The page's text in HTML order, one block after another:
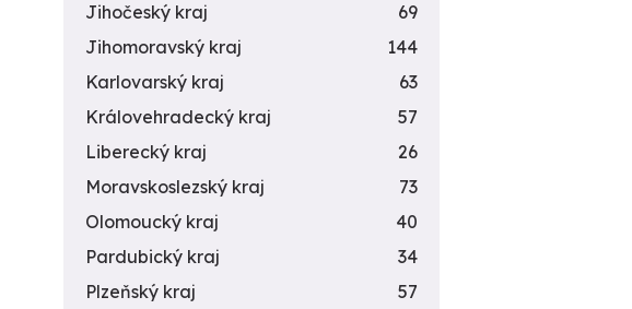
Jihočeský kraj
69
Jihomoravský kraj
144
Karlovarský kraj
63
Královehradecký kraj
57
Liberecký kraj
26
Moravskoslezský kraj
73
Olomoucký kraj
40
Pardubický kraj
34
Plzeňský kraj
57